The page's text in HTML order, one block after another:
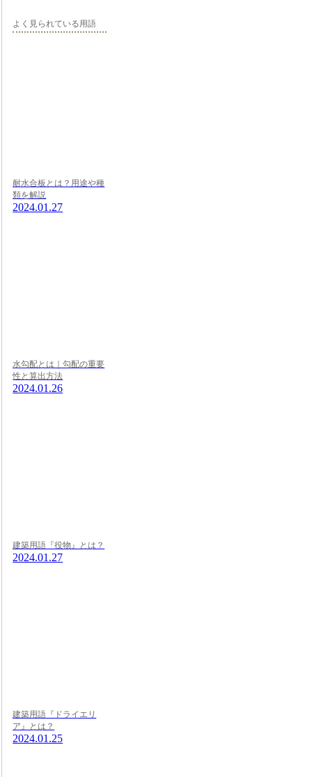
よく見られている用語
耐水合板とは？用途や種
類を解説
2024.01.27
水勾配とは｜勾配の重要
性と算出方法
2024.01.26
建築用語『役物』とは？
2024.01.27
建築用語『ドライエリ
ア』とは？
2024.01.25